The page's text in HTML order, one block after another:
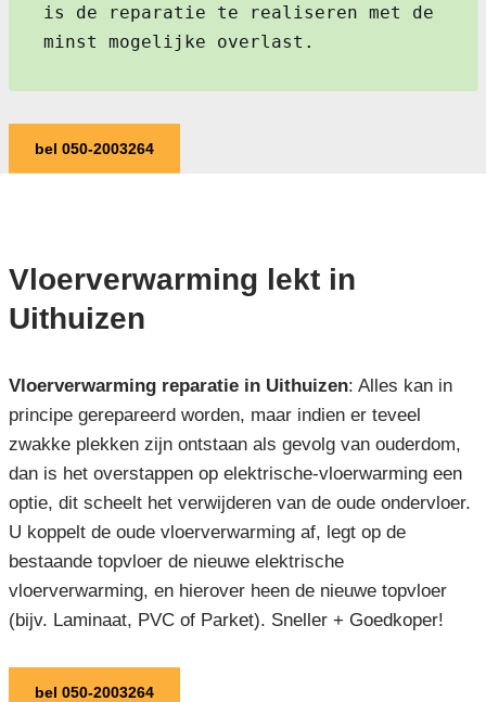
is de reparatie te realiseren met de
minst mogelijke overlast.
bel 050-2003264
Vloerverwarming lekt in
Uithuizen
Vloerverwarming reparatie in Uithuizen: Alles kan in
principe gerepareerd worden, maar indien er teveel
zwakke plekken zijn ontstaan als gevolg van ouderdom,
dan is het overstappen op elektrische-vloerwarming een
optie, dit scheelt het verwijderen van de oude ondervloer.
U koppelt de oude vloerverwarming af, legt op de
bestaande topvloer de nieuwe elektrische
vloerverwarming, en hierover heen de nieuwe topvloer
(bijv. Laminaat, PVC of Parket). Sneller + Goedkoper!
bel 050-2003264